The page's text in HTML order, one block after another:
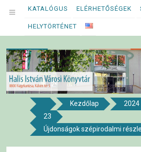
Megszakítás
OPEN
MENU
KATALÓGUS ELÉRHETŐSÉGEK
HELYTÖRTÉNET
Halis István Városi
8800 NAGYKANIZSA, KÁLVIN TÉR 5.
Kezdőlap 2024
23
Újdonságok szépirodalmi